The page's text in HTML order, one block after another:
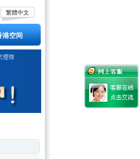
繁體中文
港空间